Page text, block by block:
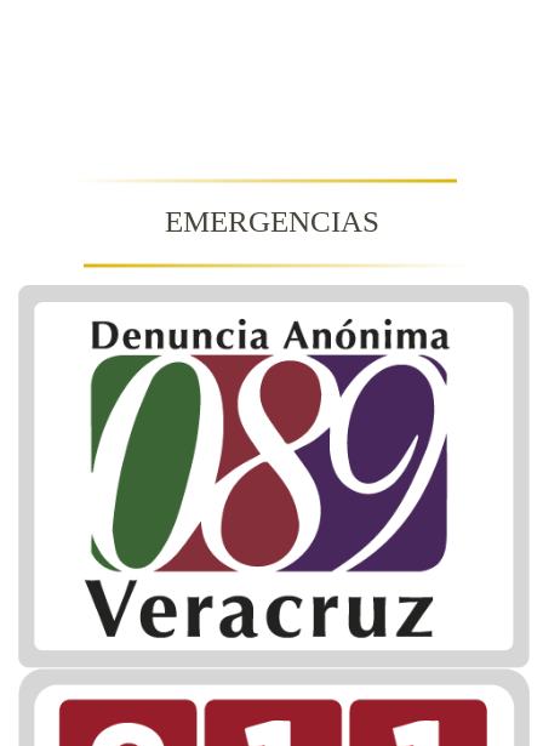
EMERGENCIAS